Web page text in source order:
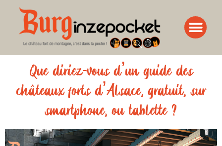
Que diriez-vous d’un guide des
châteaux forts d’Alsace, gratuit, sur
smartphone, ou tablette ?